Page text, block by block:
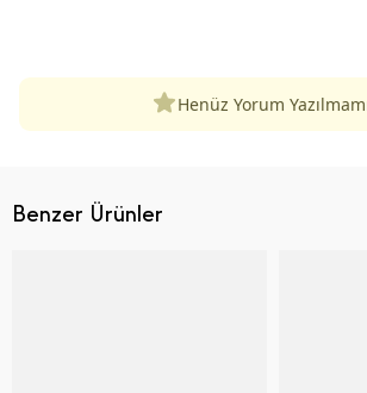
Henüz Yorum
Benzer Ürünler